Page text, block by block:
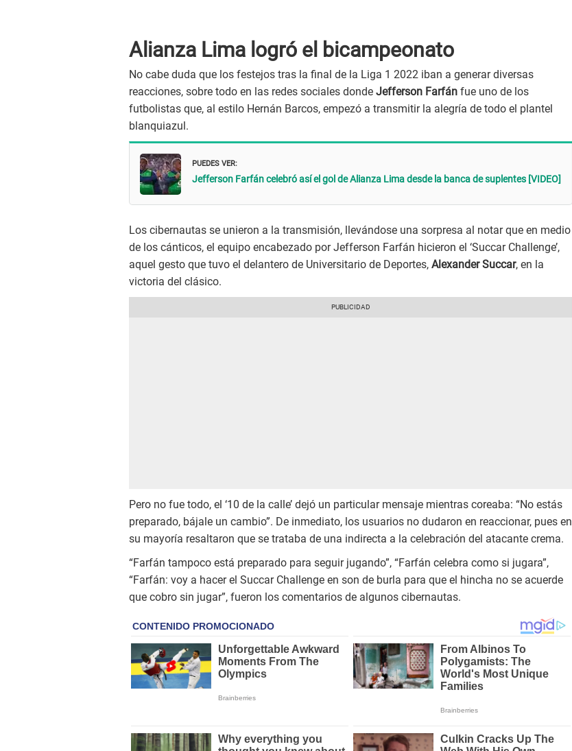
Alianza Lima logró el bicampeonato
No cabe duda que los festejos tras la final de la Liga 1 2022 iban a generar diversas
reacciones, sobre todo en las redes sociales donde Jefferson Farfán fue uno de los
futbolistas que, al estilo Hernán Barcos, empezó a transmitir la alegría de todo el plantel
blanquiazul.
PUEDES VER:
Jefferson Farfán celebró así el gol de Alianza Lima desde la banca de suplentes [VIDEO]
Los cibernautas se unieron a la transmisión, llevándose una sorpresa al notar que en medio
de los cánticos, el equipo encabezado por Jefferson Farfán hicieron el ‘Succar Challenge’,
aquel gesto que tuvo el delantero de Universitario de Deportes, Alexander Succar, en la
victoria del clásico.
Pero no fue todo, el ‘10 de la calle’ dejó un particular mensaje mientras coreaba: “No estás
preparado, bájale un cambio”. De inmediato, los usuarios no dudaron en reaccionar, pues en
su mayoría resaltaron que se trataba de una indirecta a la celebración del atacante crema.
“Farfán tampoco está preparado para seguir jugando”, “Farfán celebra como si jugara”,
“Farfán: voy a hacer el Succar Challenge en son de burla para que el hincha no se acuerde
que cobro sin jugar”, fueron los comentarios de algunos cibernautas.